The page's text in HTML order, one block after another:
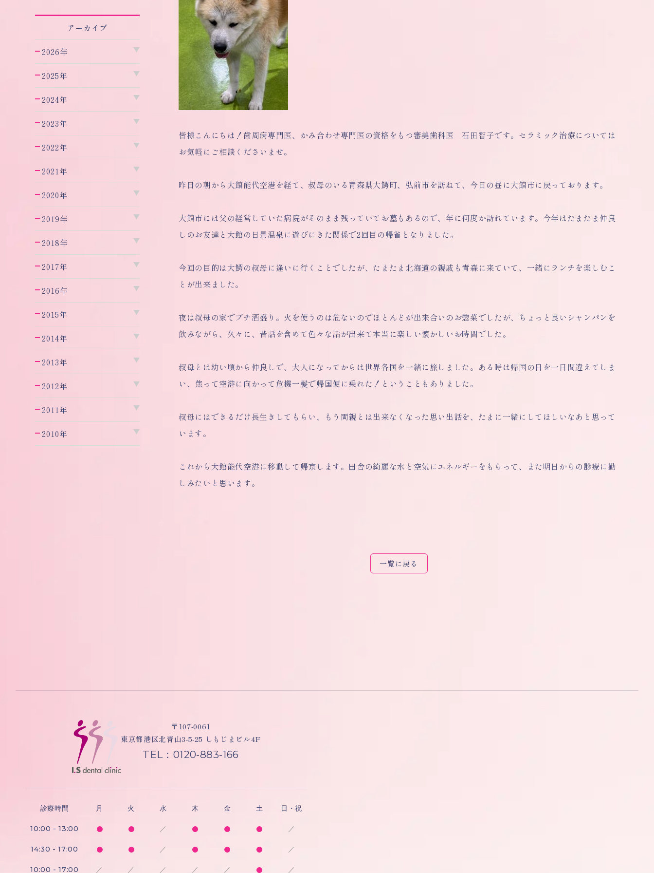
アーカイブ
2026年
2025年
2024年
2023年
2022年
2021年
2020年
2019年
2018年
2017年
2016年
2015年
2014年
2013年
2012年
2011年
2010年
皆様こんにちは！歯周病専門医、かみ合わせ専門医の資格をもつ審美歯科医 石田智子です。セラミック治療については
お気軽にご相談くださいませ。
昨日の朝から大館能代空港を経て、叔母のいる青森県大鰐町、弘前市を訪ねて、今日の昼に大館市に戻っております。
大館市には父の経営していた病院がそのまま残っていてお墓もあるので、年に何度か訪れています。今年はたまたま仲良
しのお友達と大館の日景温泉に遊びにきた関係で2回目の帰省となりました。
今回の目的は大鰐の叔母に逢いに行くことでしたが、たまたま北海道の親戚も青森に来ていて、一緒にランチを楽しむこ
とが出来ました。
夜は叔母の家でプチ酒盛り。火を使うのは危ないのでほとんどが出来合いのお惣菜でしたが、ちょっと良いシャンパンを
飲みながら、久々に、昔話を含めて色々な話が出来て本当に楽しい懐かしいお時間でした。
叔母とは幼い頃から仲良しで、大人になってからは世界各国を一緒に旅しました。ある時は帰国の日を一日間違えてしま
い、焦って空港に向かって危機一髪で帰国便に乗れた！ということもありました。
叔母にはできるだけ長生きしてもらい、もう両親とは出来なくなった思い出話を、たまに一緒にしてほしいなあと思って
います。
これから大館能代空港に移動して帰京します。田舎の綺麗な水と空気にエネルギーをもらって、また明日からの診療に勤
しみたいと思います。
一覧に戻る
〒107-0061
東京都港区北青山3-5-25 しもじまビル4F
TEL：0120-883-166
診療時間 月 火 水 木 金 土 日・祝
10:00 - 13:00 ／ ／
14:30 - 17:00 ／ ／
10:00 - 17:00 ／ ／ ／ ／ ／ ／